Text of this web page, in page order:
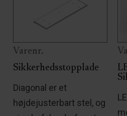
Varenr.
Sikkerhedsstopplade
Diagonal er et
højdejusterbart stel, og